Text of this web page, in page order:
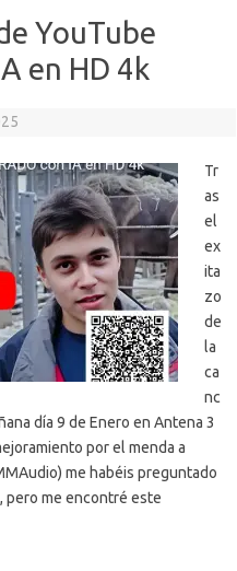
YouTube
en HD 4k
Tr
as
el
ex
ita
zo
de
la
ca
nc
día 9 de Enero en Antena 3
por el menda a
me habéis preguntado
pero me encontré este